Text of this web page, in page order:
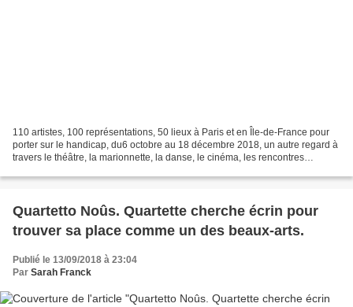
110 artistes, 100 représentations, 50 lieux à Paris et en Île-de-France pour
porter sur le handicap, du6 octobre au 18 décembre 2018, un autre regard à
travers le théâtre, la marionnette, la danse, le cinéma, les rencontres
Quartetto Noûs. Quartette cherche écrin pour
trouver sa place comme un des beaux-arts.
Publié le 13/09/2018 à 23:04
Par Sarah Franck